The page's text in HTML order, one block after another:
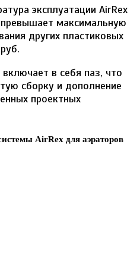
в себя паз, что
сборку и дополнение
проектных
AirRex для аэраторов